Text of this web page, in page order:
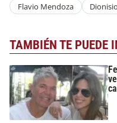
Flavio Mendoza
TAMBIÉN TE PUEDE